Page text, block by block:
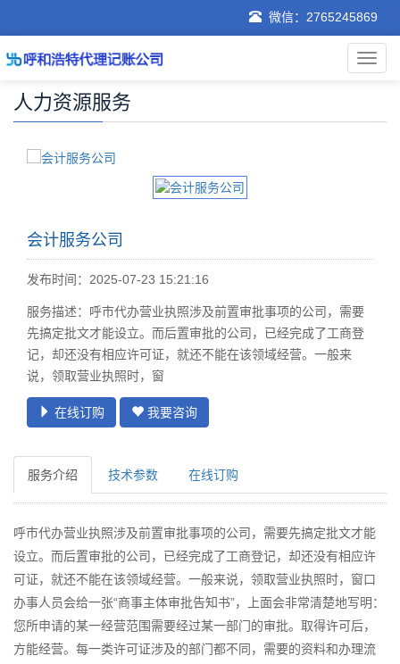
微信：2765245869
人力资源服务
会计服务公司
发布时间：2025-07-23 15:21:16
服务描述：呼市代办营业执照涉及前置审批事项的公司，需要
先搞定批文才能设立。而后置审批的公司，已经完成了工商登
记，却还没有相应许可证，就还不能在该领域经营。一般来
说，领取营业执照时，窗
在线订购 我要咨询
服务介绍 技术参数 在线订购
呼市代办营业执照涉及前置审批事项的公司，需要先搞定批文才能
设立。而后置审批的公司，已经完成了工商登记，却还没有相应许
可证，就还不能在该领域经营。一般来说，领取营业执照时，窗口
办事人员会给一张“商事主体审批告知书”，上面会非常清楚地写明：
您所申请的某一经营范围需要经过某一部门的审批。取得许可后，
方能经营。每一类许可证涉及的部门都不同，需要的资料和办理流